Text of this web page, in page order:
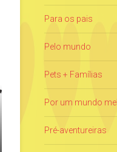
Para os pais
Pelo mundo
Pets + Famílias
Por um mundo
Pré-aventureiras